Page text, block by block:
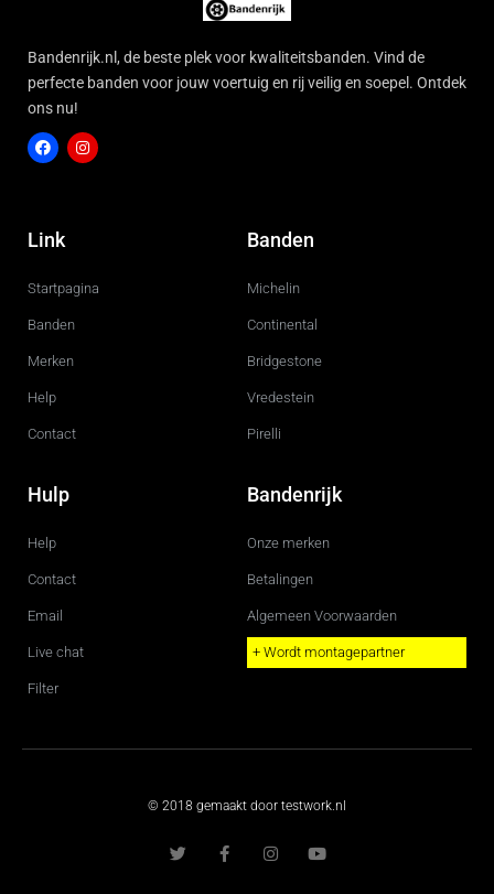
Bandenrijk.nl, de beste plek voor kwaliteitsbanden. Vind de
perfecte banden voor jouw voertuig en rij veilig en soepel. Ontdek
ons nu!
c
e
o
g
r
Link
Startpagina
Banden
Merken
Help
Contact
Banden
Michelin
Continental
Bridgestone
Vredestein
Pirelli
Hulp
Help
Contact
Email
Live chat
Filter
Bandenrijk
Onze merken
Betalingen
Algemeen Voorwaarden
+ Wordt montagepartner
© 2018 gemaakt door testwork.nl
w
i
a
c
n
s
o
u